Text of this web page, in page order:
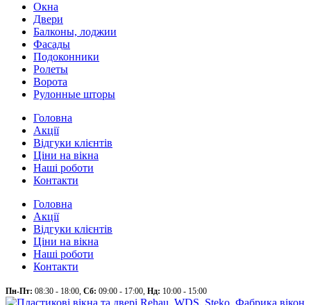
Окна
Двери
Балконы, лоджии
Фасады
Подоконники
Ролеты
Ворота
Рулонные шторы
Головна
Акції
Відгуки клієнтів
Ціни на вікна
Наші роботи
Контакти
Головна
Акції
Відгуки клієнтів
Ціни на вікна
Наші роботи
Контакти
Пн-Пт: 08:30 - 18:00, Сб: 09:00 - 17:00, Нд: 10:00 - 15:00